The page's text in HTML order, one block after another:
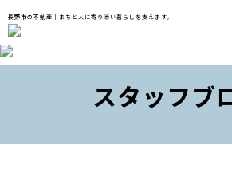
長野市の不動産｜まちと人に寄り添い暮らしを支えます。
おすすめ物件
スタッフブ